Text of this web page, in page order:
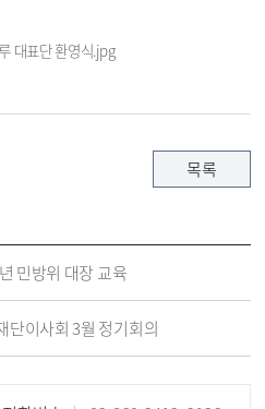
대표단 환영식.jpg
목록
민방위 대장 교육
단이사회 3월 정기회의